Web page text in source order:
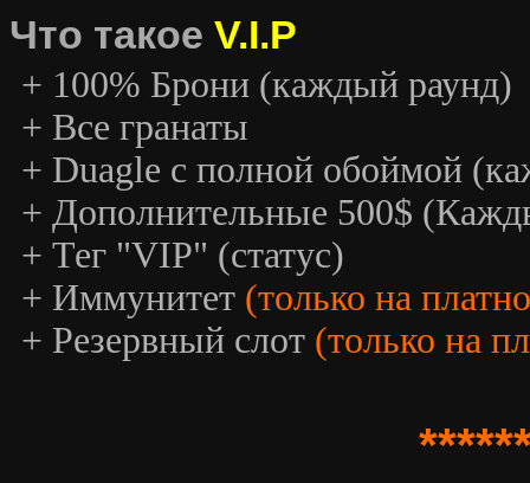
Что такое V.I.P
+ 100% Брони (каждый раунд)
+ Все гранаты
+ Duagle с полной обоймой
+ Дополнительные 500$
+ Тег "VIP" (статус)
+ Иммунитет (только на
+ Резервный слот (только на